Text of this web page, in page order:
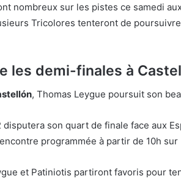
nombreux sur les pistes ce samedi
Tricolores tenteront de
les demi-finales à
, Thomas Leygue poursuit son
disputera son quart de finale face aux
programmée à partir de 10h sur
et Patiniotis partiront favoris pour